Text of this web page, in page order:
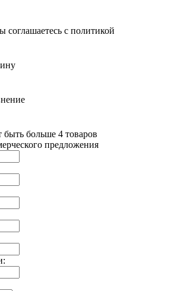
с политикой
больше 4 товаров
предложения